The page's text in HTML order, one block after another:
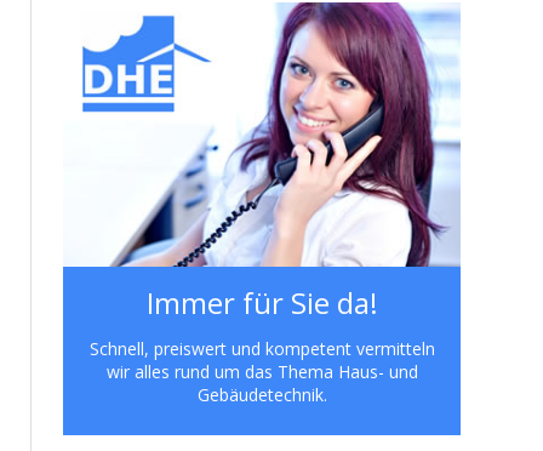
Immer für Sie da!
Schnell, preiswert und kompetent vermitteln
wir alles rund um das Thema Haus- und
Gebäudetechnik.